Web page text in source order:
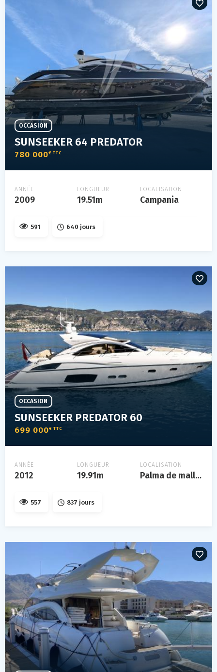
SUNSEEKER 64 PREDATOR
780 000€ TTC
OCCASION
ANNÉE
2009
LONGUEUR
19.51m
LOCALISATION
Campania
591 640 jours
SUNSEEKER PREDATOR 60
699 000€ TTC
OCCASION
ANNÉE
2012
LONGUEUR
19.91m
LOCALISATION
Palma de mallorca
557 837 jours